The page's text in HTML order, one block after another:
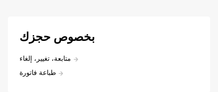
بخصوص حجزك
متابعة، تغيير، إلغاء
طباعة فاتورة